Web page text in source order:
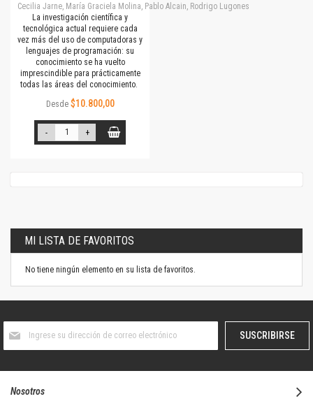
Cecilia Jarne, María Graciela Molina, Pablo Alcain, Rodrigo Lugones
La investigación científica y
tecnológica actual requiere cada
vez más del uso de computadoras y
lenguajes de programación: su
conocimiento se ha vuelto
imprescindible para prácticamente
todas las áreas del conocimiento.
Desde $10.800,00
- +
MI LISTA DE FAVORITOS
No tiene ningún elemento en su lista de favoritos.
boletín
SUSCRIBIRSE
Nosotros